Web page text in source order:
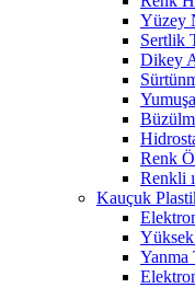
Yüzey
Sertlik
Dikey
Renk
Renkli
Kauçuk
Yüksek
Yanma